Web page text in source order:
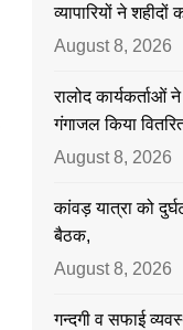
व्यापारियों ने
August 8, 2026
रालोद
गंगाजल किया
August 8, 2026
कांवड़ यात्रा को
बैठक,
August 8, 2026
गन्दगी व सफाई